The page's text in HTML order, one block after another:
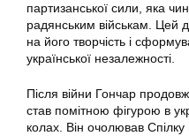
партизанської сили, яка
радянським військам. Цей
на його творчість і
української незалежності.
Після війни Гончар
став помітною фігурою в
колах. Він очолював